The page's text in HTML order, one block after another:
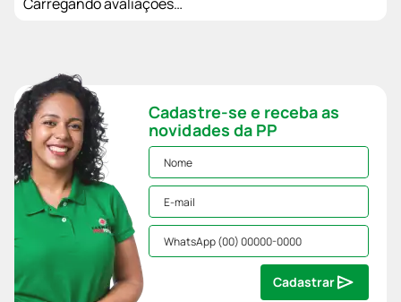
Cadastre-se e receba as
novidades da PP
Cadastrar